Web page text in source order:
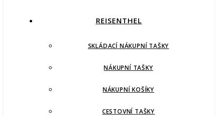
REISENTHEL
SKLÁDACÍ NÁKUPNÍ TAŠKY
NÁKUPNÍ TAŠKY
NÁKUPNÍ KOŠÍKY
CESTOVNÍ TAŠKY